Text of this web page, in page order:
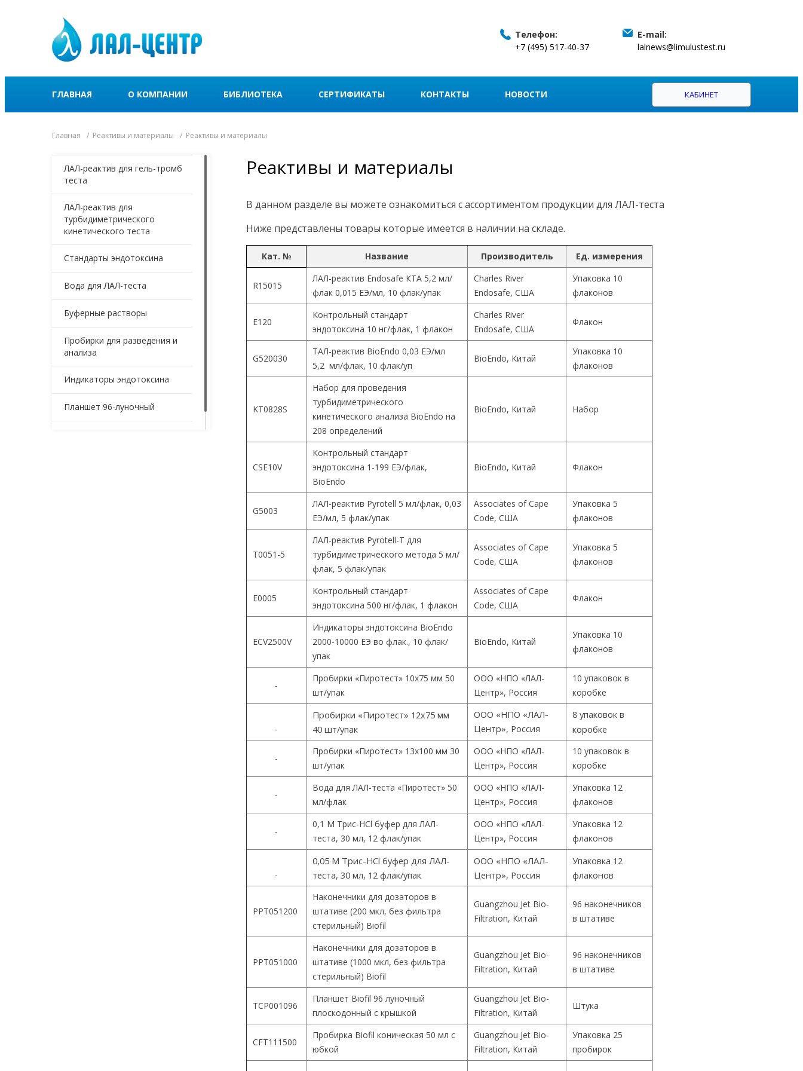
Телефон:
+7 (495) 517-40-37
E-mail:
lalnews@limulustest.ru
ГЛАВНАЯ О КОМПАНИИ БИБЛИОТЕКА СЕРТИФИКАТЫ КОНТАКТЫ НОВОСТИ КАБИНЕТ
Главная Реактивы и материалы Реактивы и материалы
ЛАЛ-реактив для гель-тромб
теста
ЛАЛ-реактив для
турбидиметрического
кинетического теста
Стандарты эндотоксина
Вода для ЛАЛ-теста
Буферные растворы
Пробирки для разведения и
анализа
Индикаторы эндотоксина
Планшет 96-луночный
Реактивы и материалы
В данном разделе вы можете ознакомиться с ассортиментом продукции для ЛАЛ-теста
Ниже представлены товары которые имеется в наличии на складе.
Кат. № Название Производитель Ед. измерения
R15015
ЛАЛ-реактив Endosafe КТА 5,2 мл/
флак 0,015 ЕЭ/мл, 10 флак/упак
Charles River
Endosafe, США
Упаковка 10
флаконов
Е120
Контрольный стандарт
эндотоксина 10 нг/флак, 1 флакон
Charles River
Endosafe, США
Флакон
G520030
ТАЛ-реактив BioEndo 0,03 ЕЭ/мл
5,2 мл/флак, 10 флак/уп
BioEndo, Китай
Упаковка 10
флаконов
KT0828S
Набор для проведения
турбидиметрического
кинетического анализа BioEndo на
208 определений
BioEndo, Китай Набор
CSE10V
Контрольный стандарт
эндотоксина 1-199 ЕЭ/флак,
BioEndo
BioEndo, Китай Флакон
G5003
ЛАЛ-реактив Pyrotell 5 мл/флак, 0,03
ЕЭ/мл, 5 флак/упак
Associates of Cape
Code, США
Упаковка 5
флаконов
T0051-5
ЛАЛ-реактив Pyrotell-T для
турбидиметрического метода 5 мл/
флак, 5 флак/упак
Associates of Cape
Code, США
Упаковка 5
флаконов
E0005
Контрольный стандарт
эндотоксина 500 нг/флак, 1 флакон
Associates of Cape
Code, США
Флакон
ECV2500V
Индикаторы эндотоксина BioEndo
2000-10000 ЕЭ во флак., 10 флак/
упак
BioEndo, Китай
Упаковка 10
флаконов
-
Пробирки «Пиротест» 10х75 мм 50
шт/упак
ООО «НПО «ЛАЛ-
Центр», Россия
10 упаковок в
коробке
-
Пробирки «Пиротест» 12х75 мм
40 шт/упак
ООО «НПО «ЛАЛ-
Центр», Россия
8 упаковок в
коробке
-
Пробирки «Пиротест» 13х100 мм 30
шт/упак
ООО «НПО «ЛАЛ-
Центр», Россия
10 упаковок в
коробке
-
Вода для ЛАЛ-теста «Пиротест» 50
мл/флак
ООО «НПО «ЛАЛ-
Центр», Россия
Упаковка 12
флаконов
-
0,1 М Трис-HCl буфер для ЛАЛ-
теста, 30 мл, 12 флак/упак
ООО «НПО «ЛАЛ-
Центр», Россия
Упаковка 12
флаконов
-
0,05 М Трис-HCl буфер для ЛАЛ-
теста, 30 мл, 12 флак/упак
ООО «НПО «ЛАЛ-
Центр», Россия
Упаковка 12
флаконов
PPT051200
Наконечники для дозаторов в
штативе (200 мкл, без фильтра
стерильный) Biofil
Guangzhou Jet Bio-
Filtration, Китай
96 наконечников
в штативе
PPT051000
Наконечники для дозаторов в
штативе (1000 мкл, без фильтра
стерильный) Biofil
Guangzhou Jet Bio-
Filtration, Китай
96 наконечников
в штативе
TCP001096
Планшет Biofil 96 луночный
плоскодонный с крышкой
Guangzhou Jet Bio-
Filtration, Китай
Штука
CFT111500
Пробирка Biofil коническая 50 мл с
юбкой
Guangzhou Jet Bio-
Filtration, Китай
Упаковка 25
пробирок